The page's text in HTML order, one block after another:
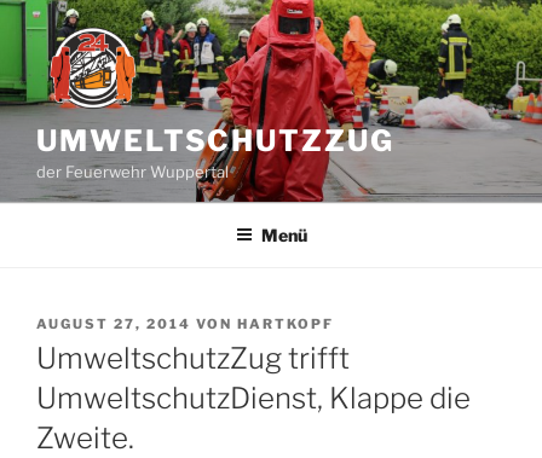
Zum
springen
UMWELTSCHUTZZUG
der Feuerwehr Wuppertal
Menü
VERÖFFENTLICHT
AM
AUGUST 27, 2014 VON HARTKOPF
UmweltschutzZug trifft
UmweltschutzDienst, Klappe die
Zweite.